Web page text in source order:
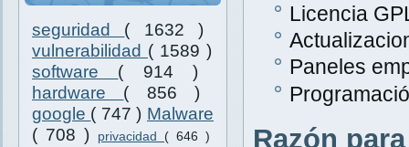
seguridad ( 1632 )
vulnerabilidad ( 1589 )
software ( 914 )
hardware ( 856 )
google ( 747 ) Malware
( 708 )
privacidad ( 646 )
Licencia
Paneles
Razón